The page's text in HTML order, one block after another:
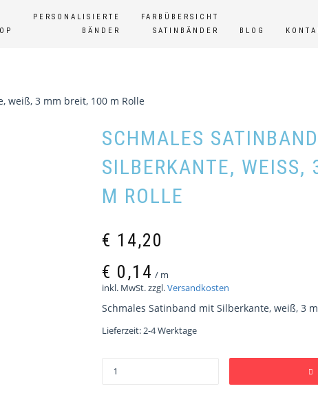
PERSONALISIERTE
BÄNDER
FARBÜBERSICHT
SATINBÄNDER
BLOG
weiß, 3 mm breit, 100 m Rolle
SCHMALES
SILBERKANTE, WEISS,
ROLLE
€ 14,20
€ 0,14 / m
inkl. MwSt.zzgl.Versandkosten
Schmales Satinband mit Silberkante, weiß, 3
Lieferzeit:2-4 Werktage